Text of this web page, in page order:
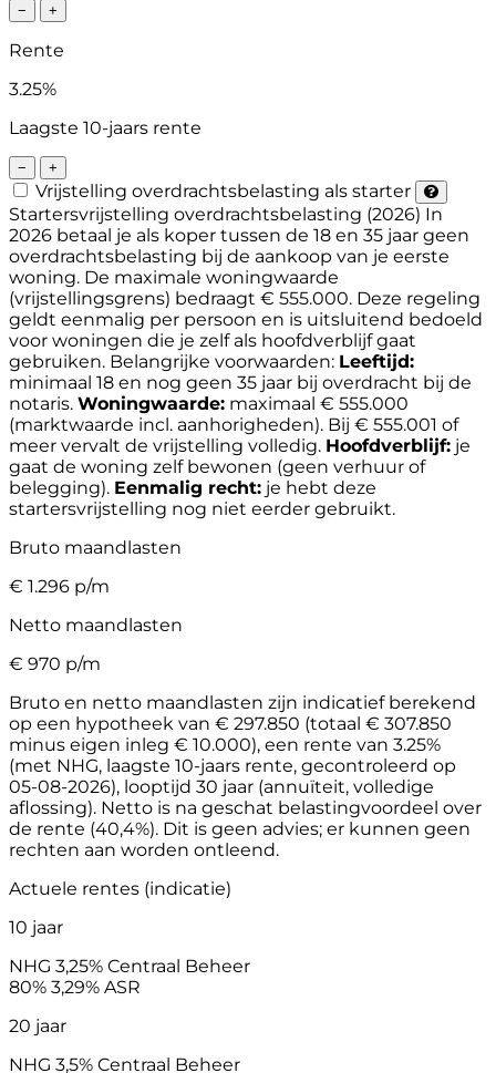
− +
Rente
3.25%
Laagste 10-jaars rente
− +
Vrijstelling overdrachtsbelasting als starter
Startersvrijstelling overdrachtsbelasting (2026) In
2026 betaal je als koper tussen de 18 en 35 jaar geen
overdrachtsbelasting bij de aankoop van je eerste
woning. De maximale woningwaarde
(vrijstellingsgrens) bedraagt € 555.000. Deze regeling
geldt eenmalig per persoon en is uitsluitend bedoeld
voor woningen die je zelf als hoofdverblijf gaat
gebruiken. Belangrijke voorwaarden: Leeftijd:
minimaal 18 en nog geen 35 jaar bij overdracht bij de
notaris. Woningwaarde: maximaal € 555.000
(marktwaarde incl. aanhorigheden). Bij € 555.001 of
meer vervalt de vrijstelling volledig. Hoofdverblijf: je
gaat de woning zelf bewonen (geen verhuur of
belegging). Eenmalig recht: je hebt deze
startersvrijstelling nog niet eerder gebruikt.
Bruto maandlasten
€ 1.296 p/m
Netto maandlasten
€ 970 p/m
Bruto en netto maandlasten zijn indicatief berekend
op een hypotheek van € 297.850 (totaal € 307.850
minus eigen inleg € 10.000), een rente van 3.25%
(met NHG, laagste 10-jaars rente, gecontroleerd op
05-08-2026), looptijd 30 jaar (annuïteit, volledige
aflossing). Netto is na geschat belastingvoordeel over
de rente (40,4%). Dit is geen advies; er kunnen geen
rechten aan worden ontleend.
Actuele rentes (indicatie)
10 jaar
NHG 3,25% Centraal Beheer
80% 3,29% ASR
20 jaar
NHG 3,5% Centraal Beheer